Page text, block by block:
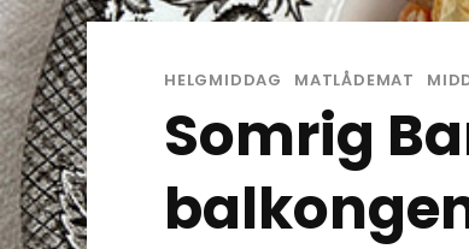
HELGMIDDAG MATLÅDEMAT
Somrig